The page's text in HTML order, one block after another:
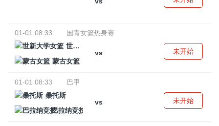
01-01 08:33
国青女篮热身赛
世新大学女篮
vs
蒙古女篮
未开始
01-01 08:33
巴甲
桑托斯
vs
巴拉纳竞技
未开始